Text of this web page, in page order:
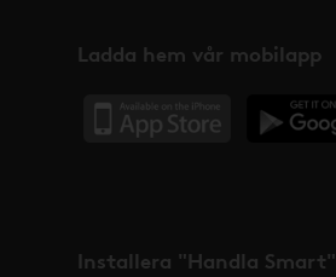
Ladda hem vår mobilapp
Installera "Handla Smart"